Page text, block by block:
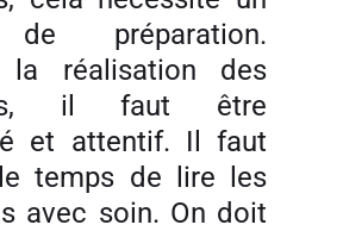
préparation.
la réalisation des
il faut être
et attentif. Il faut
temps de lire les
avec soin. On doit